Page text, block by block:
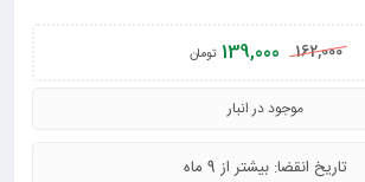
162,000
139,000 تومان
موجود در انبار
تاریخ انقضا: بیشتر از 9 ماه